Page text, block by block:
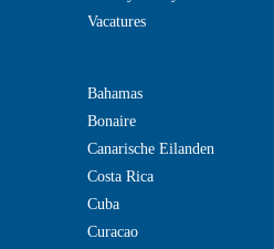
Vacatures
Bahamas
Bonaire
Canarische Eilanden
Costa Rica
Cuba
Curacao